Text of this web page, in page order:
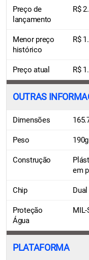
Preço de
lançamento
R$
Menor preço
histórico
R$
Preço atual R$
OUTRAS
Dimensões
Peso 190g
Construção
em
Chip
Proteção
Água
PLATAFORMA